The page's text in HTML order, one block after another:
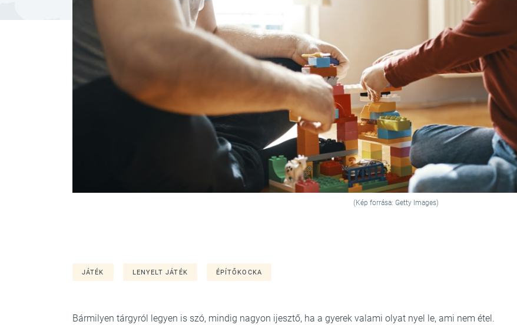
(Kép forrása: Getty Images)
JÁTÉK LENYELT JÁTÉK ÉPÍTŐKOCKA
Bármilyen tárgyról legyen is szó, mindig nagyon ijesztő, ha a gyerek valami olyat nyel le, ami nem étel.